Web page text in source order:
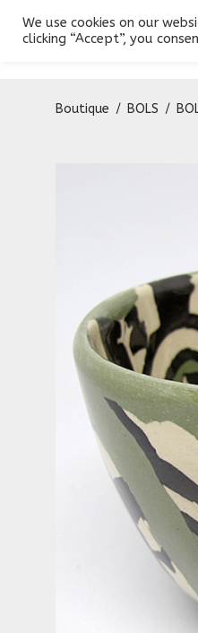
Produits
Boutique / BOLS /
We use cookies on our
clicking “Accept”, you